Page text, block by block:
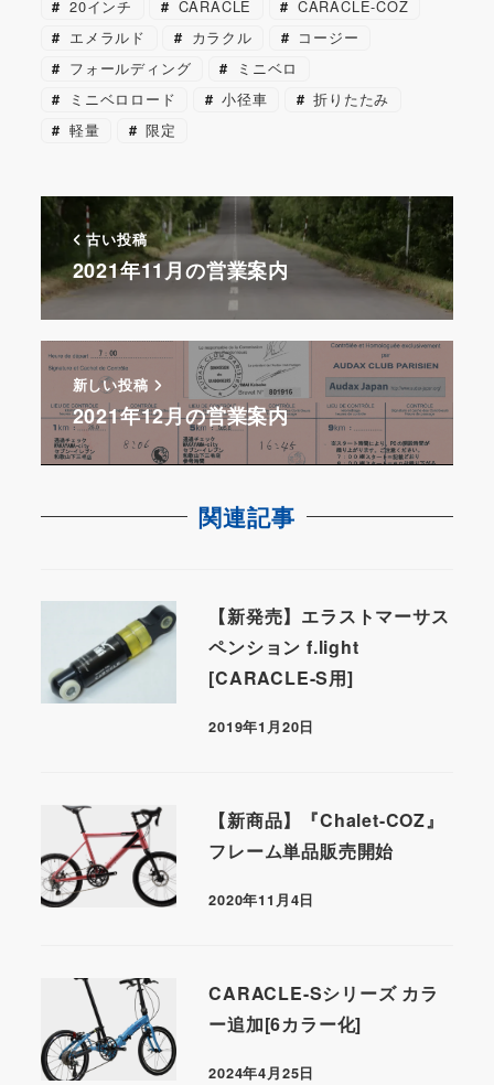
b
o
o
st a
er
s
k
y
a
d
s
20インチ CARACLE
CARACLE-COZ
エメラルド
カラクル
コージー
フォールディング
ミニベロ
ミニベロロード
小径車
折りたたみ
軽量
限定
古い投稿
2021年11月の営業案内
新しい投稿
2021年12月の営業案内
関連記事
【新発売】エラストマーサス
ペンション f.light
[CARACLE-S用]
2019年1月20日
【新商品】『Chalet-COZ』
フレーム単品販売開始
2020年11月4日
CARACLE-Sシリーズ カラ
ー追加[6カラー化]
2024年4月25日